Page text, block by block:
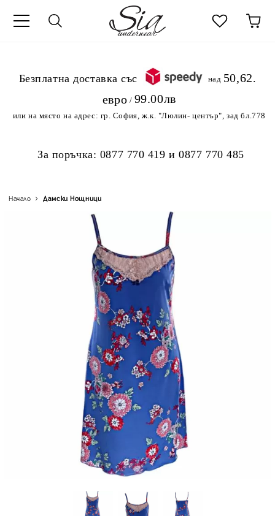
.Безплатна доставка със
над 50,62
евро / 99.00лв
или на място на адрес: гр. София, ж.к. "Люлин- център", зад бл.778
За поръчка: 0877 770 419 и0877 770 485
Начало Дамски Нощници